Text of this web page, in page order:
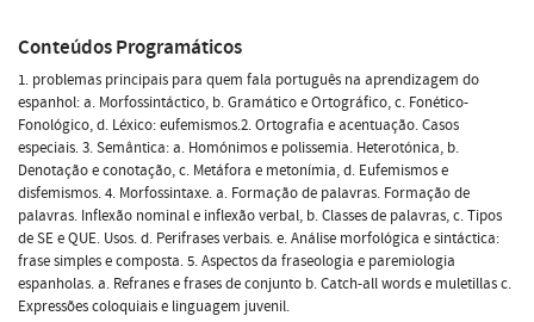
Conteúdos Programáticos
1. problemas principais para quem fala português na aprendizagem do
espanhol: a. Morfossintáctico, b. Gramático e Ortográfico, c. Fonético-
Fonológico, d. Léxico: eufemismos.2. Ortografia e acentuação. Casos
especiais. 3. Semântica: a. Homónimos e polissemia. Heterotónica, b.
Denotação e conotação, c. Metáfora e metonímia, d. Eufemismos e
disfemismos. 4. Morfossintaxe. a. Formação de palavras. Formação de
palavras. Inflexão nominal e inflexão verbal, b. Classes de palavras, c. Tipos
de SE e QUE. Usos. d. Perifrases verbais. e. Análise morfológica e sintáctica:
frase simples e composta. 5. Aspectos da fraseologia e paremiologia
espanholas. a. Refranes e frases de conjunto b. Catch-all words e muletillas c.
Expressões coloquiais e linguagem juvenil.